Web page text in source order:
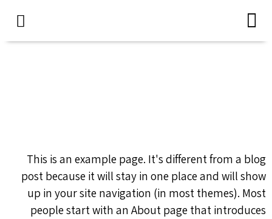
This is an example page. It's different from a blog
post because it will stay in one place and will show
up in your site navigation (in most themes). Most
people start with an About page that introduces